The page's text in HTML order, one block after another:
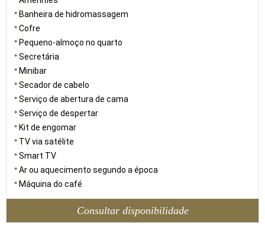
Banheira de hidromassagem
Cofre
Pequeno-almoço no quarto
Secretária
Minibar
Secador de cabelo
Serviço de abertura de cama
Serviço de despertar
Kit de engomar
TV via satélite
Smart TV
Ar ou aquecimento segundo a época
Máquina do café
Consultar disponibilidade